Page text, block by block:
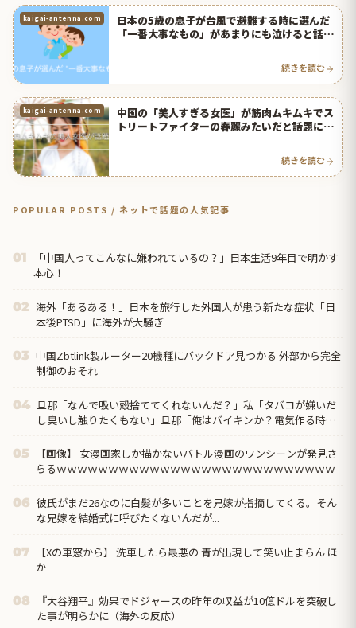
kaigai-antenna.com
日本の5歳の息子が台風で避難する時に選んだ
「一番大事なもの」があまりにも泣けると話題
続きを読む
kaigai-antenna.com
中国の「美人すぎる女医」が筋肉ムキムキでス
トリートファイターの春麗みたいだと話題に！
続きを読む
POPULAR POSTS / ネットで話題の人気記事
01
「中国人ってこんなに嫌われているの？」日本生活9年目で明かす
本心！
02 海外「あるある！」日本を旅行した外国人が患う新たな症状「日
本後PTSD」に海外が大騒ぎ
03 中国Zbtlink製ルーター20機種にバックドア見つかる 外部から完全
制御のおそれ
04 旦那「なんで吸い殻捨ててくれないんだ？」私「タバコが嫌いだ
し臭いし触りたくもない」旦那「俺はバイキンか？電気作る時に
05
【画像】 女漫画家しか描かないバトル漫画のワンシーンが発見さ
らるｗｗｗｗｗｗｗｗｗｗｗｗｗｗｗｗｗｗｗｗｗｗｗｗｗｗｗ
06 彼氏がまだ26なのに白髪が多いことを兄嫁が指摘してくる。そん
な兄嫁を結婚式に呼びたくないんだが...
07
【Xの車窓から】 洗車したら最悪の 青が出現して笑い止まらん ほ
か
08
『大谷翔平』効果でドジャースの昨年の収益が10億ドルを突破し
た事が明らかに（海外の反応）